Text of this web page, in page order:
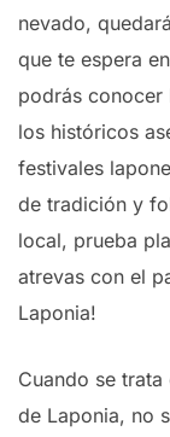
nevado,
que te espera
podrás conocer
los históricos
festivales
de tradición y
local, prueba
atrevas con el
Laponia!
Cuando se
de Laponia, no